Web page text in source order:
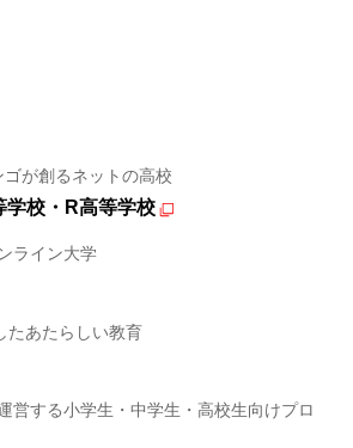
ゴが創るネットの高校
学校・R高等学校
ライン大学
たあたらしい教育
営する小学生・中学生・高校生向けプロ